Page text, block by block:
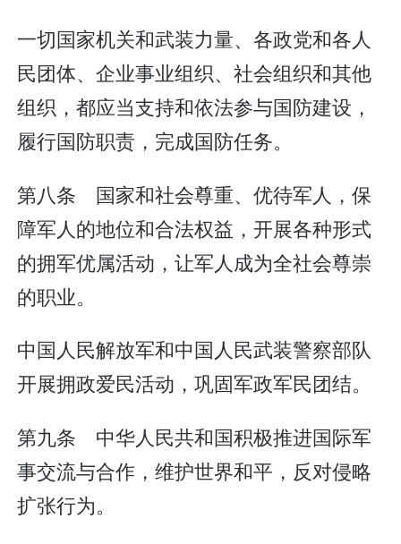
一切国家机关和武装力量、各政党和各人
民团体、企业事业组织、社会组织和其他
组织，都应当支持和依法参与国防建设，
履行国防职责，完成国防任务。
第八条 国家和社会尊重、优待军人，保
障军人的地位和合法权益，开展各种形式
的拥军优属活动，让军人成为全社会尊崇
的职业。
中国人民解放军和中国人民武装警察部队
开展拥政爱民活动，巩固军政军民团结。
第九条 中华人民共和国积极推进国际军
事交流与合作，维护世界和平，反对侵略
扩张行为。